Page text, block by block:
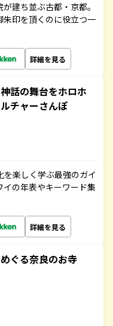
建ち並ぶ古都・京都。
印を頂くのに役立つ一
詳細を見る
話の舞台をホロホ
チャーさんぽ
楽しく学ぶ最強のガイ
イの年表やキーワード集
詳細を見る
ぐる奈良のお寺